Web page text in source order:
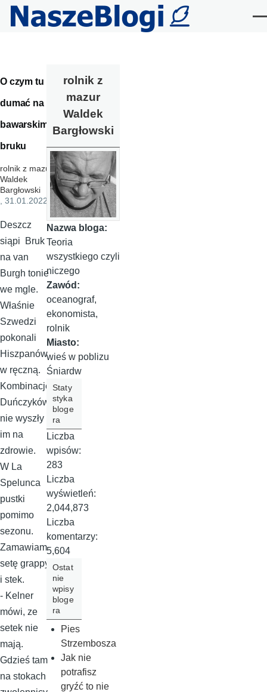
Przejdź do treści
O czym tu
dumać na
bawarskim
bruku
rolnik z mazur
Waldek
Bargłowski
, 31.01.2022
Deszcz
siąpi Bruk
na van
Burgh tonie
we mgle.
Właśnie
Szwedzi
pokonali
Hiszpanów
w ręczną.
Kombinacje
Duńczyków
nie wyszły
im na
zdrowie.
W La
Spelunca
pustki
pomimo
sezonu.
Zamawiam
setę grappy
i stek.
- Kelner
mówi, ze
setek nie
mają.
Gdzieś tam
na stokach
rolnik z
mazur
Waldek
Bargłowski
Nazwa bloga:
Teoria
wszystkiego czyli
niczego
Zawód:
oceanograf,
ekonomista,
rolnik
Miasto:
wieś w poblizu
Śniardw
Staty
styka
bloge
ra
Liczba
wpisów:
283
Liczba
wyświetleń:
2,044,873
Liczba
komentarzy:
5,604
Ostat
nie
wpisy
bloge
ra
Pies
Strzembosza
Jak nie
potrafisz
gryźć to nie